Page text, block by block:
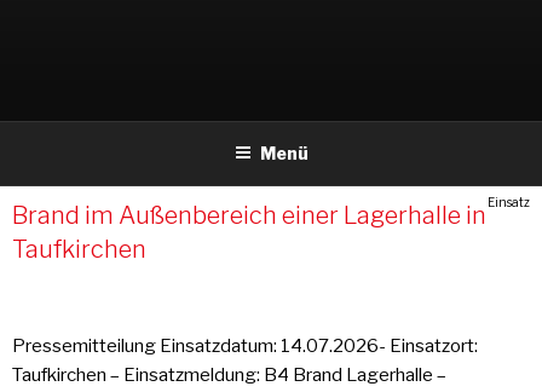
Menü
Einsatz
Brand im Außenbereich einer Lagerhalle in
Taufkirchen
Pressemitteilung Einsatzdatum: 14.07.2026- Einsatzort:
Taufkirchen – Einsatzmeldung: B4 Brand Lagerhalle –